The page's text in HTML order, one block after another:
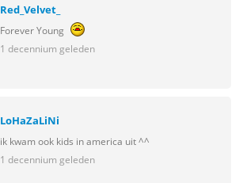
Red_Velvet_
Forever Young
1 decennium geleden
LoHaZaLiNi
ik kwam ook kids in america uit ^^
1 decennium geleden